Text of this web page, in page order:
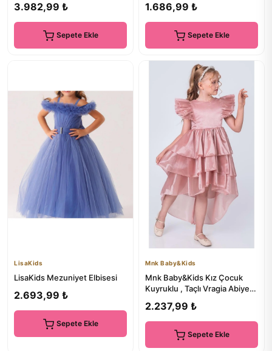
A...
3.982,99 ₺
Sepete Ekle
1.686,99 ₺
Sepete Ekle
LisaKids
LisaKids Mezuniyet Elbisesi
2.693,99 ₺
Sepete Ekle
Mnk Baby&Kids
Mnk Baby&Kids Kız Çocuk
Kuyruklu , Taçlı Vragia Abiye
2.237,99 ₺
Sepete Ekle